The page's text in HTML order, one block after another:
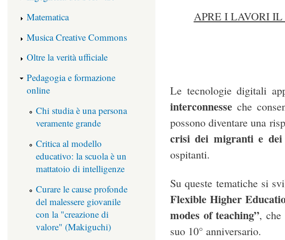
APRE I LAVORI
Le tecnologie digitali
interconnesse che
possono diventare una
crisi dei migranti e
ospitanti.
Su queste tematiche si
Flexible Higher
modes of teaching”, che
suo 10° anniversario.
Matematica
Musica Creative Commons
Oltre la verità ufficiale
Pedagogia e formazione
online
Chi studia è una persona
veramente grande
Critica al modello
educativo: la scuola è un
mattatoio di intelligenze
Curare le cause profonde
del malessere giovanile
con la "creazione di
valore" (Makiguchi)